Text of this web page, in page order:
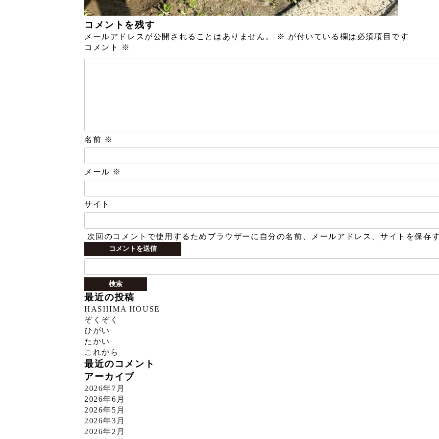
コメントを残す
メールアドレスが公開されることはありません。 ※ が付いている欄は必須項目です
コメント
※
名前 ※
メール ※
サイト
次回のコメントで使用するためブラウザーに自分の名前、メールアドレス、サイトを保存
検
最近の投稿
HASHIMA HOUSE
ぞくぞく
ひがい
たかい
これから
最近のコメント
アーカイブ
2026年7月
2026年6月
2026年5月
2026年3月
2026年2月